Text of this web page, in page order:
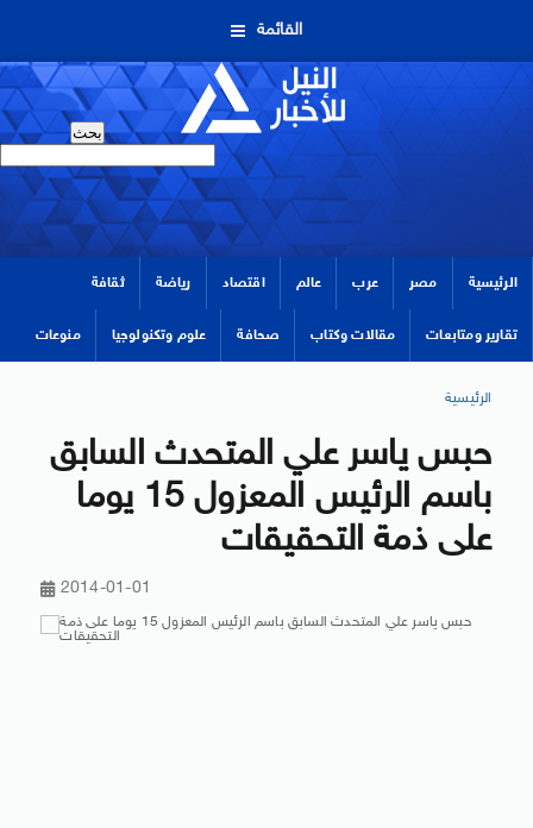
القائمة
الرئيسية مصر عرب عالم اقتصاد رياضة ثقافة
تقارير ومتابعات مقالات وكتاب صحافة علوم وتكنولوجيا منوعات
الرئيسية
حبس ياسر علي المتحدث السابق
باسم الرئيس المعزول 15 يوما
على ذمة التحقيقات
2014-01-01